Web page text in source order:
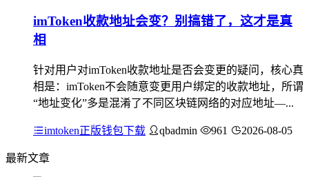
imToken收款地址会变？别搞错了，这才是真
相
针对用户对imToken收款地址是否会变更的疑问，核心真
相是：imToken不会随意变更用户绑定的收款地址，所谓
“地址变化”多是混淆了不同区块链网络的对应地址—...
imtoken正版钱包下载 qbadmin 961 2026-08-05
最新文章